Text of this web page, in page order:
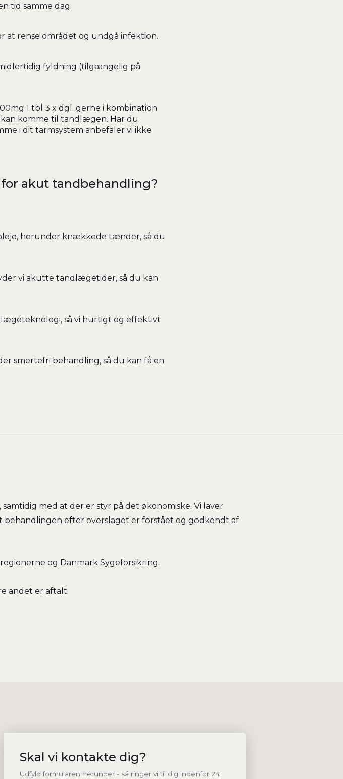
tid samme dag.
at rense området og undgå infektion.
fyldning (tilgængelig på
1 tbl 3 x dgl. gerne i kombination
komme til tandlægen. Har du
i dit tarmsystem anbefaler vi ikke
akut tandbehandling?
herunder knækkede tænder, så du
vi akutte tandlægetider, så du kan
så vi hurtigt og effektivt
smertefri behandling, så du kan få en
med at der er styr på det økonomiske. Vi laver
behandlingen efter overslaget er forstået og godkendt af
og Danmark Sygeforsikring.
andet er aftalt.
Skal vi kontakte dig?
Udfyld formularen herunder - så ringer vi til dig indenfor 24